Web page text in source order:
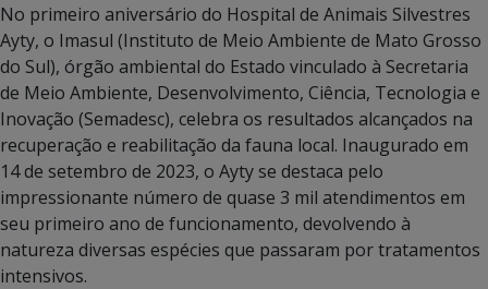
No primeiro aniversário do Hospital de Animais Silvestres
Ayty, o Imasul (Instituto de Meio Ambiente de Mato Grosso
do Sul), órgão ambiental do Estado vinculado à Secretaria
de Meio Ambiente, Desenvolvimento, Ciência, Tecnologia e
Inovação (Semadesc), celebra os resultados alcançados na
recuperação e reabilitação da fauna local. Inaugurado em
14 de setembro de 2023, o Ayty se destaca pelo
impressionante número de quase 3 mil atendimentos em
seu primeiro ano de funcionamento, devolvendo à
natureza diversas espécies que passaram por tratamentos
intensivos.